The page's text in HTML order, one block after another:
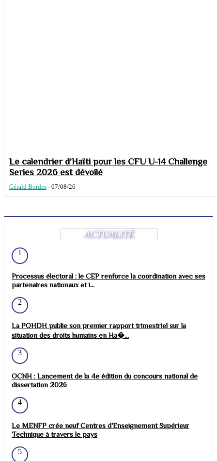
Le calendrier d’Haïti pour les CFU U-14 Challenge
Series 2026 est dévoilé
Gérald Bordes - 07/08/26
ACTUALITÉ
1
Processus électoral : le CEP renforce la coordination avec ses
partenaires nationaux et i...
2
La POHDH publie son premier rapport trimestriel sur la
situation des droits humains en Ha�...
3
OCNH : Lancement de la 4e édition du concours national de
dissertation 2026
4
Le MENFP crée neuf Centres d'Enseignement Supérieur
Technique à travers le pays
5